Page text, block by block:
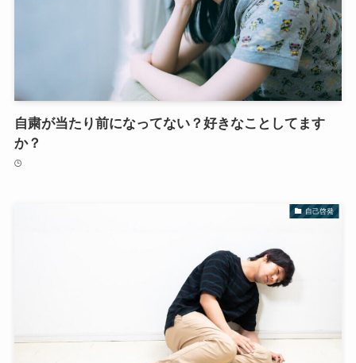
自粛が当たり前になってない？好きなことしてます
か？
自己啓発